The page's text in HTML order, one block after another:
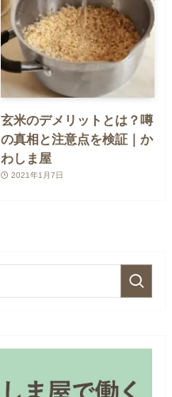
玄米のデメリットとは？噂
の真相と注意点を検証｜か
わしま屋
2021年1月7日